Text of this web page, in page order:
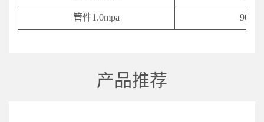
管件1.0mpa 90-
产品推荐